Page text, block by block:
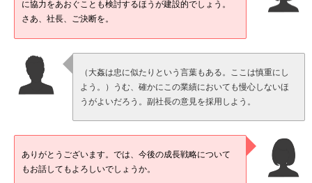
に協力をあおぐことも検討するほうが建設的でしょう。
さあ、社長、ご決断を。
（大姦は忠に似たりという言葉もある。ここは慎重にし
よう。）うむ、確かにこの業績においても慢心しないほ
うがよいだろう。副社長の意見を採用しよう。
ありがとうございます。では、今後の成長戦略について
もお話してもよろしいでしょうか。